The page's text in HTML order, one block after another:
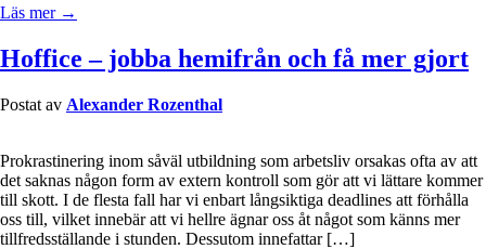
Läs mer →
Hoffice – jobba hemifrån och få mer gjort
Postat av Alexander Rozenthal
Prokrastinering inom såväl utbildning som arbetsliv orsakas ofta av att
det saknas någon form av extern kontroll som gör att vi lättare kommer
till skott. I de flesta fall har vi enbart långsiktiga deadlines att förhålla
oss till, vilket innebär att vi hellre ägnar oss åt något som känns mer
tillfredsställande i stunden. Dessutom innefattar […]